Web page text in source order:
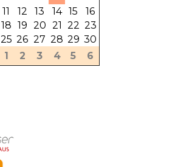
11 12 13 14 15
16
18 19 20 21 22 23
25 26 27 28 29 30
1 2 3 4 5 6